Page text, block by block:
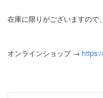
在庫に限りがございますので
オンラインショップ →